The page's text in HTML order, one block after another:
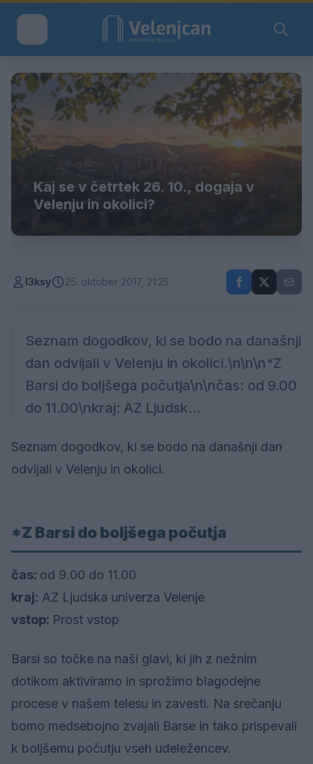
Kaj se v četrtek 26. 10., dogaja v
Velenju in okolici?
l3ksy 25. oktober 2017, 21:25
Seznam dogodkov, ki se bodo na današnji
dan odvijali v Velenju in okolici.\n\n\n*Z
Barsi do boljšega počutja\n\nčas: od 9.00
do 11.00\nkraj: AZ Ljudsk...
Seznam dogodkov, ki se bodo na današnji dan
odvijali v Velenju in okolici.
*Z Barsi do boljšega počutja
čas: od 9.00 do 11.00
kraj: AZ Ljudska univerza Velenje
vstop: Prost vstop
Barsi so točke na naši glavi, ki jih z nežnim
dotikom aktiviramo in sprožimo blagodejne
procese v našem telesu in zavesti. Na srečanju
bomo medsebojno zvajali Barse in tako prispevali
k boljšemu počutju vseh udeležencev.